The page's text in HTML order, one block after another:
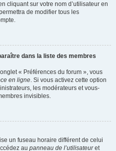
cliquant sur votre nom d’utilisateur en
de modifier tous les
dans la liste des membres
« Préférences du forum », vous
en ligne. Si vous activez cette option
les modérateurs et vous-
invisibles.
un fuseau horaire différent de celui
au panneau de l’utilisateuret